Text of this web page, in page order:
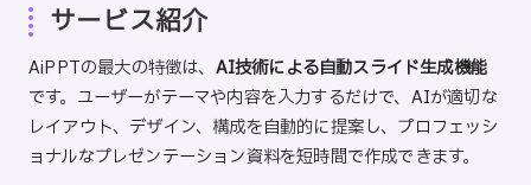
サービス紹介
AiPPTの最大の特徴は、 AI技術による自動スライド生成機能
です。ユーザーがテーマや内容を入力するだけで、AIが適切な
レイアウト、デザイン、構成を自動的に提案し、プロフェッシ
ョナルなプレゼンテーション資料を短時間で作成できます。